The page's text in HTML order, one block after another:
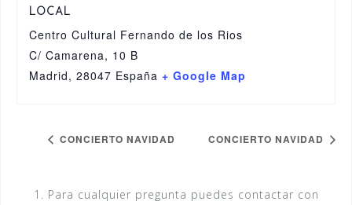
LOCAL
Centro Cultural Fernando de los Rios
C/ Camarena, 10 B
Madrid, 28047 España + Google Map
CONCIERTO NAVIDAD CONCIERTO NAVIDAD
Para cualquier pregunta puedes contactar con